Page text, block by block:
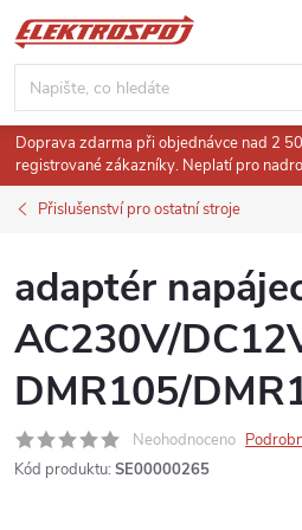
Přejít
na
obsah
Doprava zdarma při objednávce nad 2
registrované zákazníky. Neplatí pro
Přislušenství pro ostatní stroje
adaptér
AC230V/
DMR105/
Neohodnoceno
Kód produktu: SE00000265